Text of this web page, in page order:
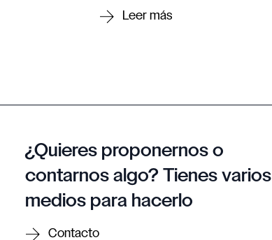
¿Quieres proponernos o
contarnos algo? Tienes varios
medios para hacerlo
Contacto